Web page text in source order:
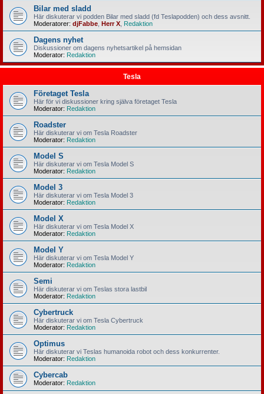
Bilar med sladd
Här diskuterar vi podden Bilar med sladd (fd Teslapodden) och dess avsnitt.
Moderatorer: djFabbe Herr X Redaktion
Dagens nyhet
Diskussioner om dagens nyhetsartikel på hemsidan
Moderator: Redaktion
Tesla
Företaget Tesla
Här för vi diskussioner kring själva företaget Tesla
Moderator: Redaktion
Roadster
Här diskuterar vi om Tesla Roadster
Moderator: Redaktion
Model S
Här diskuterar vi om Tesla Model S
Moderator: Redaktion
Model 3
Här diskuterar vi om Tesla Model 3
Moderator: Redaktion
Model X
Här diskuterar vi om Tesla Model X
Moderator: Redaktion
Model Y
Här diskuterar vi om Tesla Model Y
Moderator: Redaktion
Semi
Här diskuterar vi om Teslas stora lastbil
Moderator: Redaktion
Cybertruck
Här diskuterar vi om Tesla Cybertruck
Moderator: Redaktion
Optimus
Här diskuterar vi Teslas humanoida robot och dess konkurrenter.
Moderator: Redaktion
Cybercab
Moderator: Redaktion